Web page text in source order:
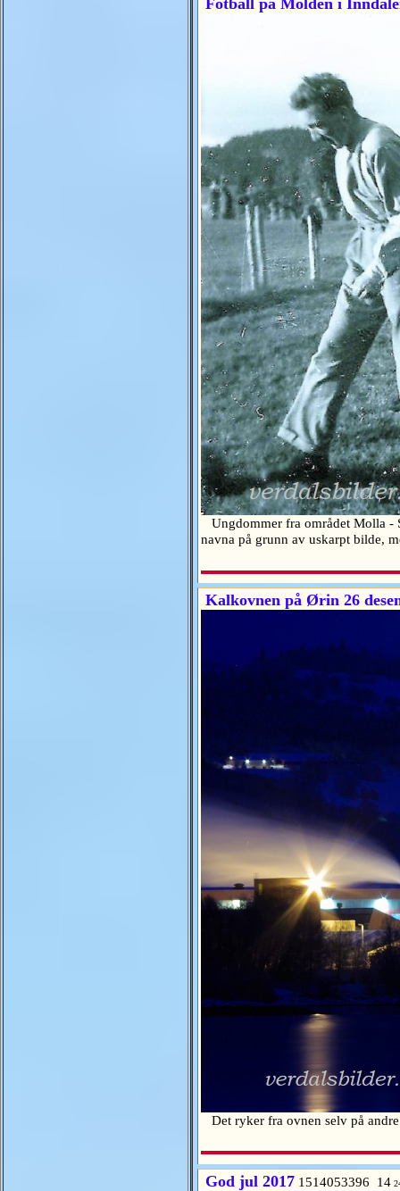
Fotball på Molden i
Ungdommer fra området Molla -
navna på grunn av uskarpt bilde,
Kalkovnen på Ørin 26
Det ryker fra ovnen selv på
God jul 2017 1514053396 14